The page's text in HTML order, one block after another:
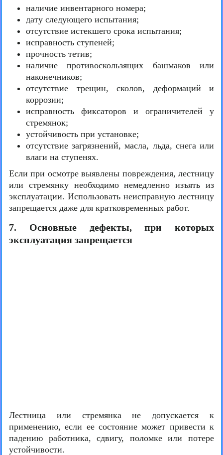
наличие инвентарного номера;
дату следующего испытания;
отсутствие истекшего срока испытания;
исправность ступеней;
прочность тетив;
наличие противоскользящих башмаков или
наконечников;
отсутствие трещин, сколов, деформаций и
коррозии;
исправность фиксаторов и ограничителей у
стремянок;
устойчивость при установке;
отсутствие загрязнений, масла, льда, снега или
влаги на ступенях.
Если при осмотре выявлены повреждения, лестницу
или стремянку необходимо немедленно изъять из
эксплуатации. Использовать неисправную лестницу
запрещается даже для кратковременных работ.
7. Основные дефекты, при которых
эксплуатация запрещается
Лестница или стремянка не допускается к
применению, если ее состояние может привести к
падению работника, сдвигу, поломке или потере
устойчивости.